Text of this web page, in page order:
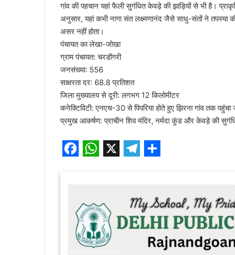
गांव की पहचान यहां फैली सुगंधित केवड़े की झाड़ियों से भी है।
अनुसार, यहां कभी नागा संत लक्ष्मणानंद जैसे साधु-संतों ने तपस्या
असर नहीं होता।
पंचायत का लेखा-जोखा
ग्राम पंचायत: चरडोंगरी
जनसंख्या: 556
साक्षरता दर: 68.8 प्रतिशत
जिला मुख्यालय से दूरी: लगभग 12 किलोमीटर
कनेक्टिविटी: एनएच-30 से पिपरिया होते हुए झिरना गांव तक
प्रमुख आकर्षण: प्राचीन शिव मंदिर, नर्मदा कुंड और केवड़े की
t
s
A
e
g
a
r
e